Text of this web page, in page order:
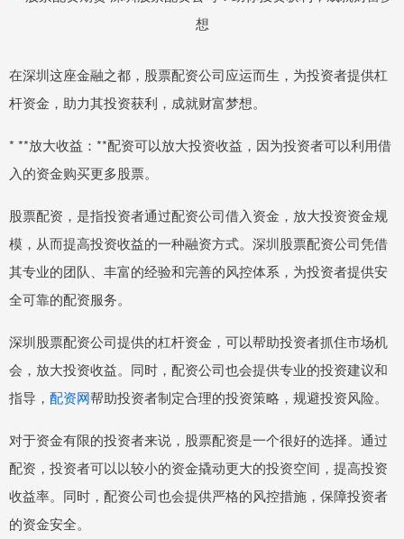
在深圳这座金融之都，股票配资公司应运而生，为投资者提供杠
杆资金，助力其投资获利，成就财富梦想。
* **放大收益：**配资可以放大投资收益，因为投资者可以利用借
入的资金购买更多股票。
股票配资，是指投资者通过配资公司借入资金，放大投资资金规
模，从而提高投资收益的一种融资方式。深圳股票配资公司凭借
其专业的团队、丰富的经验和完善的风控体系，为投资者提供安
全可靠的配资服务。
深圳股票配资公司提供的杠杆资金，可以帮助投资者抓住市场机
会，放大投资收益。同时，配资公司也会提供专业的投资建议和
指导， 配资网帮助投资者制定合理的投资策略，规避投资风险。
对于资金有限的投资者来说，股票配资是一个很好的选择。通过
配资，投资者可以以较小的资金撬动更大的投资空间，提高投资
收益率。同时，配资公司也会提供严格的风控措施，保障投资者
的资金安全。